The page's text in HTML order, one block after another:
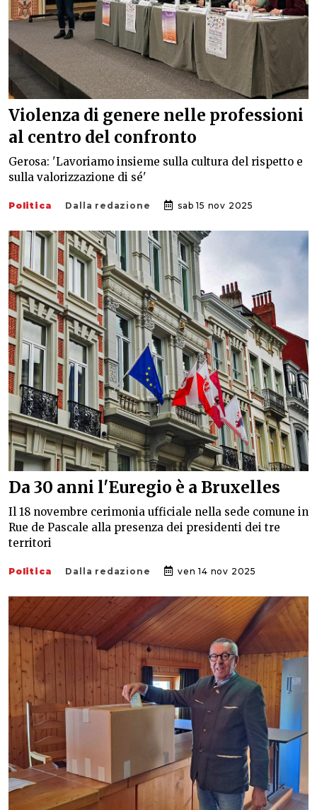
Violenza di genere nelle professioni
al centro del confronto
Gerosa: 'Lavoriamo insieme sulla cultura del rispetto e
sulla valorizzazione di sé'
Politica Dalla redazione sab 15 nov 2025
Da 30 anni l'Euregio è a Bruxelles
Il 18 novembre cerimonia ufficiale nella sede comune in
Rue de Pascale alla presenza dei presidenti dei tre
territori
Politica Dalla redazione ven 14 nov 2025